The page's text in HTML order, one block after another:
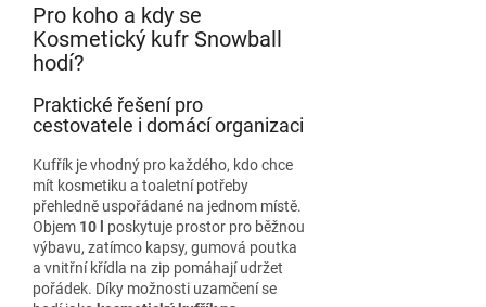
Pro koho a kdy se
Kosmetický kufr Snowball
hodí?
Praktické řešení pro
cestovatele i domácí organizaci
Kufřík je vhodný pro každého, kdo chce
mít kosmetiku a toaletní potřeby
přehledně uspořádané na jednom místě.
Objem 10 l
poskytuje prostor pro běžnou
výbavu, zatímco kapsy, gumová poutka
a vnitřní křídla na zip pomáhají udržet
pořádek. Díky možnosti uzamčení se